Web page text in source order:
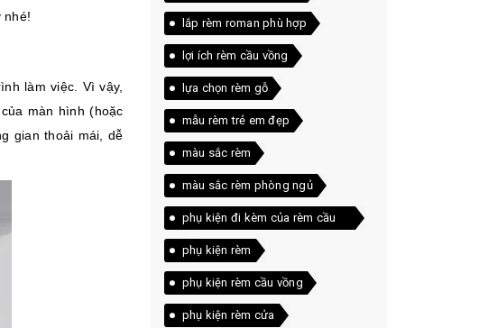
nhé!
làm việc. Vì vậy,
màn hình (hoặc
gian thoải mái, dễ
lắp rèm roman phù hợp
lợi ích rèm cầu vồng
lựa chọn rèm gỗ
mẫu rèm trẻ em đẹp
màu sắc rèm
màu sắc rèm phòng ngủ
phụ kiện đi kèm của rèm cầu
vồng
phụ kiện rèm
phụ kiện rèm cầu vồng
phụ kiện rèm cửa